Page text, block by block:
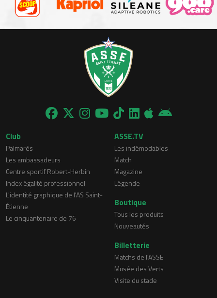
Club
Palmarès
Les ambassadeurs
Centre sportif Robert-Herbin
Index égalité professionnel
L'identité graphique de l'AS Saint-
Étienne
Le cinquantenaire de 76
ASSE.TV
Les indémodables
Match
Magazine
Légende
Boutique
Tous les produits
Nouveautés
Billetterie
Matchs de l'ASSE
Musée des Verts
Visite du stade